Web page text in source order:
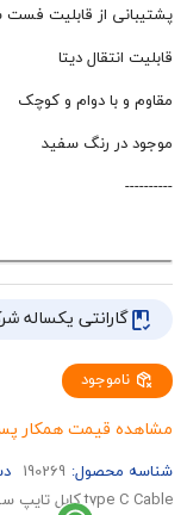
از قابلیت فست شارژ
دیتا
دوام و کوچک
رنگ سفید
یکساله شرکتی
همکار پس از ورود
190269 دسته: